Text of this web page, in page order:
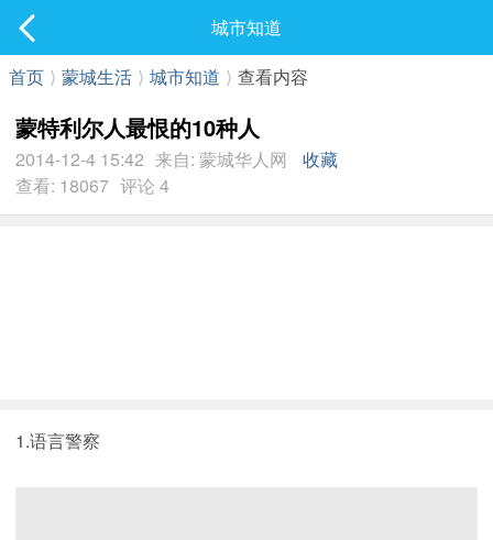
最新发表
城市知道
首页 ⟩ 蒙城生活 ⟩ 城市知道 ⟩ 查看内容
蒙特利尔人最恨的10种人
2014-12-4 15:42 来自: 蒙城华人网
收藏
查看: 18067 评论 4
1.语言警察